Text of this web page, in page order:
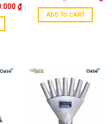
₫.
₫
was:
320.000 ₫.
price
is:
ADD TO CART